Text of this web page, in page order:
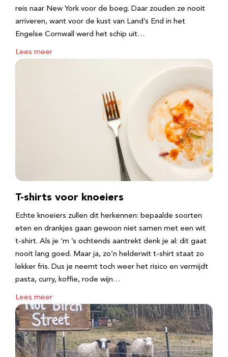
reis naar New York voor de boeg. Daar zouden ze nooit
arriveren, want voor de kust van Land’s End in het
Engelse Cornwall werd het schip uit…
Lees meer
T-shirts voor knoeiers
Echte knoeiers zullen dit herkennen: bepaalde soorten
eten en drankjes gaan gewoon niet samen met een wit
t-shirt. Als je ‘m ’s ochtends aantrekt denk je al: dit gaat
nooit lang goed. Maar ja, zo’n helderwit t-shirt staat zo
lekker fris. Dus je neemt toch weer het risico en vermijdt
pasta, curry, koffie, rode wijn…
Lees meer